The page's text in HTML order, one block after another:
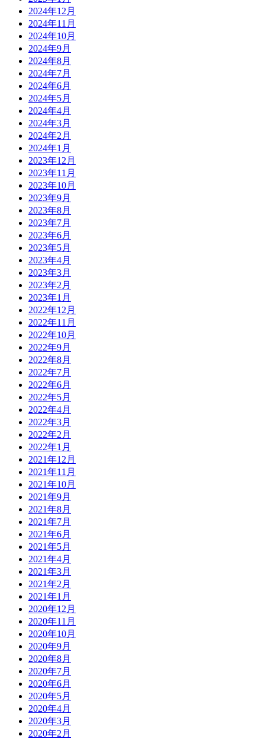
2024年12月
2024年11月
2024年10月
2024年9月
2024年8月
2024年7月
2024年6月
2024年5月
2024年4月
2024年3月
2024年2月
2024年1月
2023年12月
2023年11月
2023年10月
2023年9月
2023年8月
2023年7月
2023年6月
2023年5月
2023年4月
2023年3月
2023年2月
2023年1月
2022年12月
2022年11月
2022年10月
2022年9月
2022年8月
2022年7月
2022年6月
2022年5月
2022年4月
2022年3月
2022年2月
2022年1月
2021年12月
2021年11月
2021年10月
2021年9月
2021年8月
2021年7月
2021年6月
2021年5月
2021年4月
2021年3月
2021年2月
2021年1月
2020年12月
2020年11月
2020年10月
2020年9月
2020年8月
2020年7月
2020年6月
2020年5月
2020年4月
2020年3月
2020年2月